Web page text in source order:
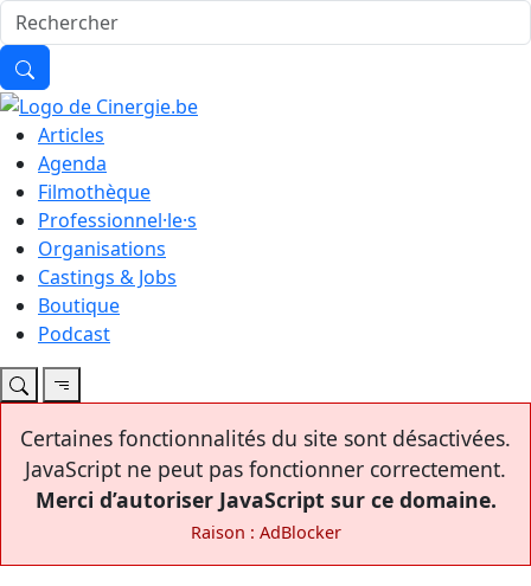
Articles
Agenda
Filmothèque
Professionnel·le·s
Organisations
Castings & Jobs
Boutique
Podcast
Certaines fonctionnalités du site sont désactivées.
JavaScript ne peut pas fonctionner correctement.
Merci d’autoriser JavaScript sur ce domaine.
Raison : AdBlocker